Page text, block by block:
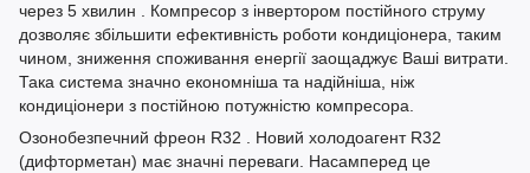
через 5 хвилин . Компресор з інвертором постійного струму
дозволяє збільшити ефективність роботи кондиціонера, таким
чином, зниження споживання енергії заощаджує Ваші витрати.
Така система значно економніша та надійніша, ніж
кондиціонери з постійною потужністю компресора.
Озонобезпечний фреон R32 . Новий холодоагент R32
(дифторметан) має значні переваги. Насамперед це